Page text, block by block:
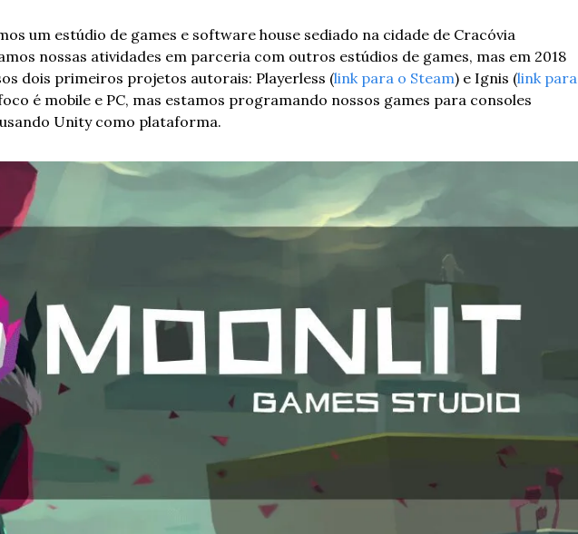
um estúdio de games e software house sediado na cidade de Cracóvia
nossas atividades em parceria com outros estúdios de games, mas em 2018
dois primeiros projetos autorais: Playerless (link para o Steam) e Ignis (link para
é mobile e PC, mas estamos programando nossos games para consoles
Unity como plataforma.